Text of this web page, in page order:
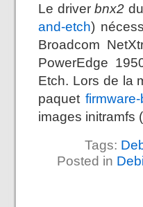
Le driverbnx2
and-etch)
Broadcom
PowerEdge
Etch. Lors de la
paquet
images initramfs (
Tags:
Posted in